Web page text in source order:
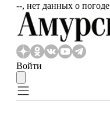
‐‐, нет данных о погоде
Войти